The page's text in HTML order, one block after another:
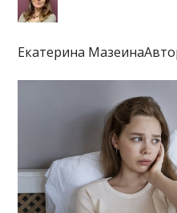
Екатерина